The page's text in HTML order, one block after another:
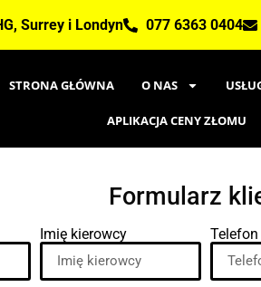
Surrey i Londyn 077 6363 0404
STRONA GŁÓWNA O NAS
APLIKACJA CENY ZŁOMU
Formularz
Imię kierowcy Telefon